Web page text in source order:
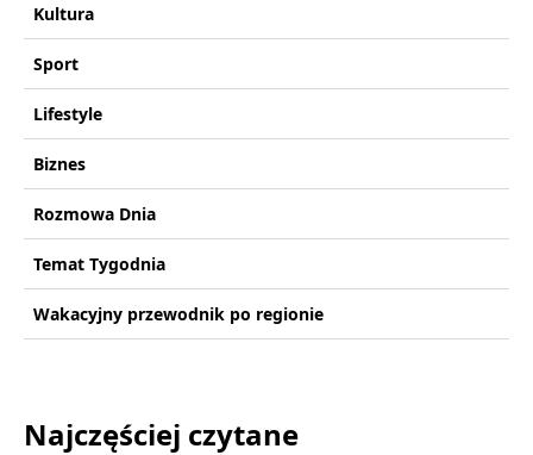
Kultura
Sport
Lifestyle
Biznes
Rozmowa Dnia
Temat Tygodnia
Wakacyjny przewodnik po regionie
Najczęściej czytane